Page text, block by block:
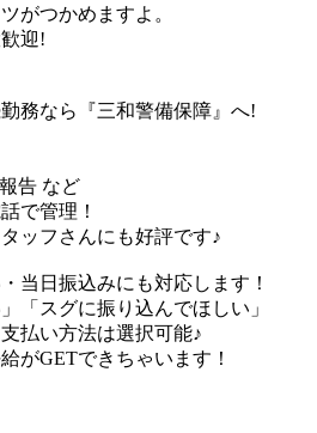
がつかめますよ。
迎!
務なら『三和警備保障』へ!
告 など
で管理！
ッフさんにも好評です♪
当日振込みにも対応します！
「スグに振り込んでほしい」
払い方法は選択可能♪
がGETできちゃいます！